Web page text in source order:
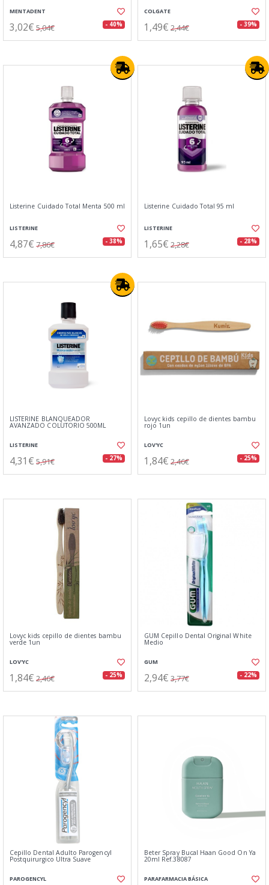
MENTADENT
3,02€ 5,04€ - 40%
COLGATE
1,49€ 2,44€ - 39%
Listerine Cuidado Total Menta 500 ml
LISTERINE
4,87€ 7,86€ - 38%
Listerine Cuidado Total 95 ml
LISTERINE
1,65€ 2,28€ - 28%
LISTERINE BLANQUEADOR
AVANZADO COLUTORIO 500ML
LISTERINE
4,31€ 5,91€ - 27%
Lovyc kids cepillo de dientes bambu
rojo 1un
LOV'YC
1,84€ 2,46€ - 25%
Lovyc kids cepillo de dientes bambu
verde 1un
LOV'YC
1,84€ 2,46€ - 25%
GUM Cepillo Dental Original White
Medio
GUM
2,94€ 3,77€ - 22%
Cepillo Dental Adulto Parogencyl
Postquirurgico Ultra Suave
PAROGENCYL
Beter Spray Bucal Haan Good On Ya
20ml Ref.38087
PARAFARMACIA BÁSICA